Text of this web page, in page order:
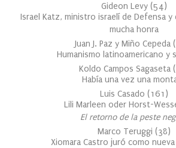
Gideon Levy (54)
Israel Katz, ministro israelí de Defensa y
mucha honra
Juan J. Paz y Miño Cepeda (
Humanismo latinoamericano y
Koldo Campos Sagaseta (
Había una vez una
Luis Casado (161 )
Lili Marleen oder Horst-
El retorno de la peste
Marco Teruggi (38)
Xiomara Castro juró como